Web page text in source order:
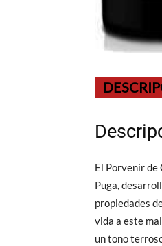
El Porvenir de
Puga,
propiedades
vida a este
un tono